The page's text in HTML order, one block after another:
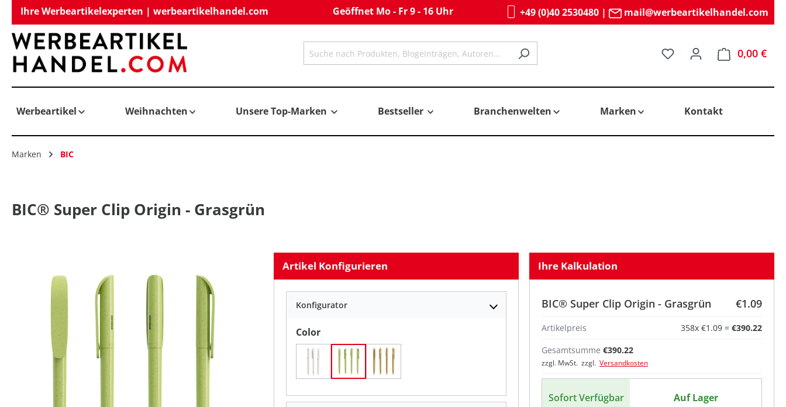
Zur Hauptnavigation springen
Ihre Werbeartikelexperten | werbeartikelhandel.com Geöffnet Mo - Fr 9 - 16 Uhr +49 (0)40 2530480| mail@werbeartikelhandel.com
Du hast 0 Produkte auf
0,00 €
Werbeartikel Weihnachten Unsere Top-Marken Bestseller Branchenwelten Marken Kontakt
Marken BIC
BIC® Super Clip Origin - Grasgrün
Artikel Konfigurieren
Konfigurator
Colorauswählen
grasgrünnatur
Ihre Kalkulation
BIC® Super Clip Origin - Grasgrün €1.09
Artikelpreis 358x €1.09 = €390.22
Gesamtsumme €390.22
zzgl. MwSt. zzgl. Versandkosten
Sofort Verfügbar Auf Lager